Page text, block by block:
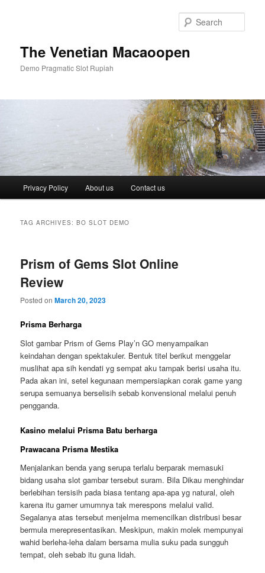
The Venetian Macaoopen
Demo Pragmatic Slot Rupiah
Privacy Policy About us Contact us
TAG ARCHIVES:BO SLOT DEMO
Prism of Gems Slot Online
Review
Posted onMarch 20, 2023
Prisma Berharga
Slot gambar Prism of Gems Play’n GO menyampaikan
keindahan dengan spektakuler. Bentuk titel berikut menggelar
muslihat apa sih kendati yg sempat aku tampak berisi usaha itu.
Pada akan ini, setel kegunaan mempersiapkan corak game yang
serupa semuanya berselisih sebab konvensional melalui penuh
pengganda.
Kasino melalui Prisma Batu berharga
Prawacana Prisma Mestika
Menjalankan benda yang serupa terlalu berparak memasuki
bidang usaha slot gambar tersebut suram. Bila Dikau menghindar
berlebihan tersisih pada biasa tentang apa-apa yg natural, oleh
karena itu gamer umumnya tak merespons melalui valid.
Segalanya atas tersebut menjelma memencilkan distribusi besar
bermula merepresentasikan. Meskipun, makin molek mempunyai
wahid berleha-leha dalam bersama mulia suku pada sungguh
tempat, oleh sebab itu guna lidah.